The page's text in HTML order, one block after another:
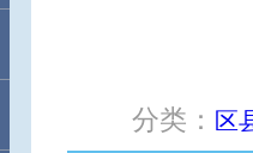
分类： 区